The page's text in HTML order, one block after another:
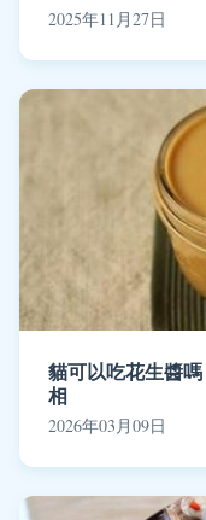
2025年11月27日
貓可以吃花生醬
相
2026年03月09日